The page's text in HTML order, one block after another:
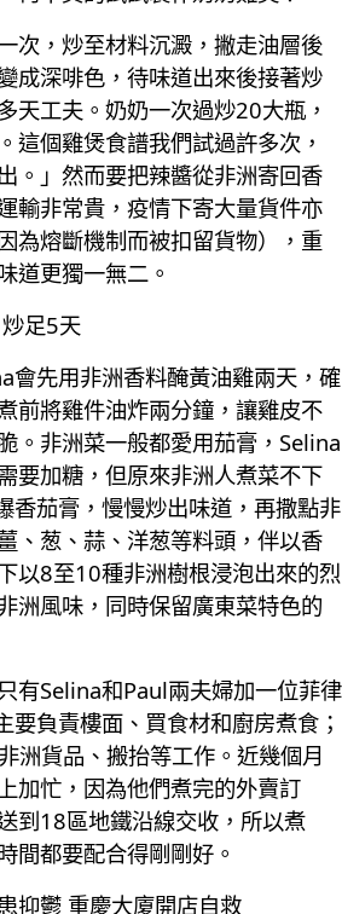
次，炒至材料沉澱，撇走油層後
成深啡色，待味道出來後接著炒
天工夫。奶奶一次過炒20大瓶，
這個雞煲食譜我們試過許多次，
。」然而要把辣醬從非洲寄回香
輸非常貴，疫情下寄大量貨件亦
為熔斷機制而被扣留貨物），重
道更獨一無二。
足5天
會先用非洲香料醃黃油雞兩天，確
前將雞件油炸兩分鐘，讓雞皮不
。非洲菜一般都愛用茄膏，Selina
要加糖，但原來非洲人煮菜不下
香茄膏，慢慢炒出味道，再撒點非
、葱、蒜、洋葱等料頭，伴以香
以8至10種非洲樹根浸泡出來的烈
洲風味，同時保留廣東菜特色的
有Selina和Paul兩夫婦加一位菲律
要負責樓面、買食材和廚房煮食；
洲貨品、搬抬等工作。近幾個月
加忙，因為他們煮完的外賣訂
到18區地鐵沿線交收，所以煮
間都要配合得剛剛好。
抑鬱 重慶大廈開店自救